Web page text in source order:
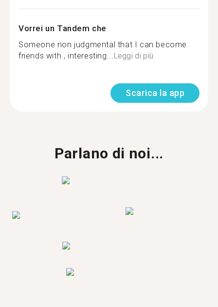
Vorrei un Tandem che
Someone non judgmental that I can become
friends with , interesting...Leggi di più
Scarica la app
Parlano di noi...